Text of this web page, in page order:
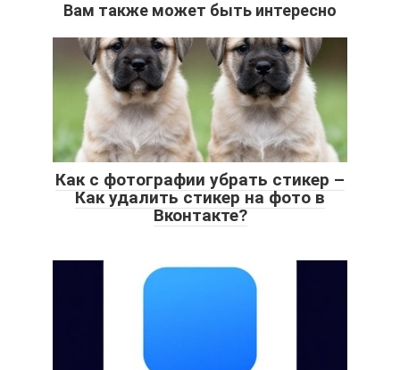
Вам также может быть интересно
Как с фотографии убрать стикер –
Как удалить стикер на фото в
Вконтакте?